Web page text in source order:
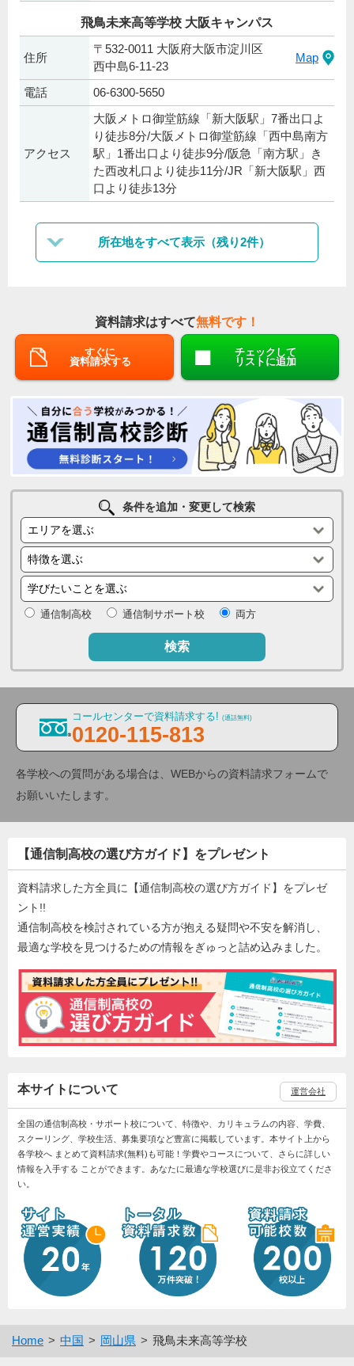
飛鳥未来高等学校 大阪キャンパス
住所
〒532-0011 大阪府大阪市淀川区
西中島6-11-23
Map
電話 06-6300-5650
アクセス
大阪メトロ御堂筋線「新大阪駅」7番出口よ
り徒歩8分/大阪メトロ御堂筋線「西中島南方
駅」1番出口より徒歩9分/阪急「南方駅」き
た西改札口より徒歩11分/JR「新大阪駅」西
口より徒歩13分
所在地をすべて表示（残り2件）
資料請求はすべて無料です！
すぐに
資料請求する
チェックして
リストに追加
条件を追加・変更して検索
通信制高校 通信制サポート校 両方
検索
コールセンターで資料請求する! (通話無料)
0120-115-813
各学校への質問がある場合は、WEBからの資料請求フォームで
お願いいたします。
【通信制高校の選び方ガイド】をプレゼント
資料請求した方全員に【通信制高校の選び方ガイド】をプレゼ
ント!!
通信制高校を検討されている方が抱える疑問や不安を解消し、
最適な学校を見つけるための情報をぎゅっと詰め込みました。
本サイトについて 運営会社
全国の通信制高校・サポート校について、特徴や、カリキュラムの内容、学費、
スクーリング、学校生活、募集要項など豊富に掲載しています。本サイト上から
各学校へ まとめて資料請求(無料)も可能！学費やコースについて、さらに詳しい
情報を入手する ことができます。あなたに最適な学校選びに是非お役立てくださ
い。
Home 中国 岡山県 飛鳥未来高等学校